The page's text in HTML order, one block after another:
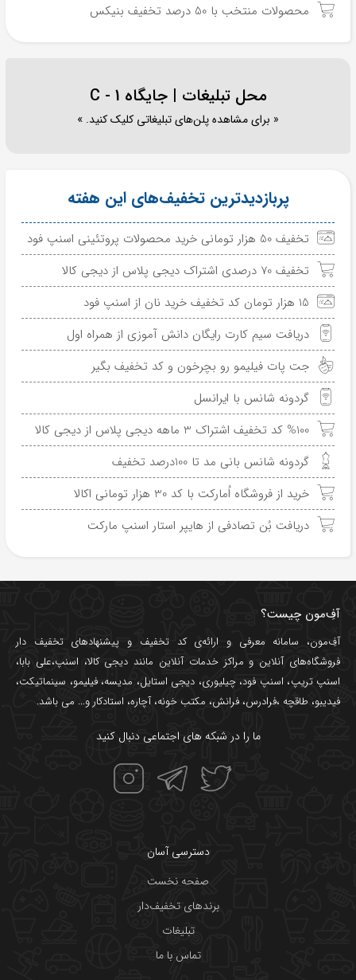
محصولات منتخب با 50 درصد تخفیف بنیکس
محل تبلیغات | جایگاه C - 1
« برای مشاهده پلن‌های تبلیغاتی کلیک کنید. »
پربازدیدترین تخفیف‌های این هفته
تخفیف 50 هزار تومانی خرید محصولات پروتئینی اسنپ فود
تخفیف 70 درصدی اشتراک دیجی پلاس از دیجی کالا
15 هزار تومان کد تخفیف خرید نان از اسنپ فود
دریافت سیم کارت رایگان دانش آموزی از همراه اول
جت پات فیلیمو رو بچرخون و کد تخفیف بگیر
گردونه شانس با ایرانسل
%100 کد تخفیف اشتراک 3 ماهه دیجی پلاس از دیجی کالا
گردونه شانس بانی مد تا 100درصد تخفیف
خرید از فروشگاه اُمارکت با کد 30 هزار تومانی اکالا
دریافت بُن تصادفی از هایپر استار اسنپ مارکت
آفِ‌مون چیست؟
آفِ‌مون، سامانه معرفی و ارائه‌یکد تخفیف و پیشنهادهای تخفیف دار
فروشگاه‌های آنلاین و مراکز خدمات آنلاین مانند دیجی کالا، اسنپ،علی بابا،
اسنپ تریپ، اسنپ فود،چیلیوری، دیجی استایل، مدیسه،فیلیمو، سینماتیکت،
فیدیبو، طاقچه ،فرادرس، فرانش، مکتب خونه،آچاره، استادکار و... می باشد.
ما را در شبکه های اجتماعی دنبال کنید
دسترسی آسان
صفحه نخست
برندهای تخفیف‌دار
تبلیغات
تماس با ما